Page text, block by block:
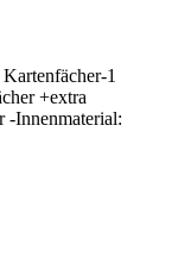
1
+extra
-Innenmaterial: